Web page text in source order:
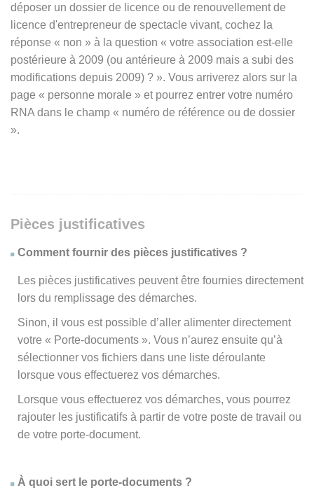
déposer un dossier de licence ou de renouvellement de
licence d'entrepreneur de spectacle vivant, cochez la
réponse « non » à la question « votre association est-elle
postérieure à 2009 (ou antérieure à 2009 mais a subi des
modifications depuis 2009) ? ». Vous arriverez alors sur la
page « personne morale » et pourrez entrer votre numéro
RNA dans le champ « numéro de référence ou de dossier
».
Pièces justificatives
Comment fournir des pièces justificatives ?
Les pièces justificatives peuvent être fournies directement
lors du remplissage des démarches.
Sinon, il vous est possible d’aller alimenter directement
votre « Porte-documents ». Vous n’aurez ensuite qu’à
sélectionner vos fichiers dans une liste déroulante
lorsque vous effectuerez vos démarches.
Lorsque vous effectuerez vos démarches, vous pourrez
rajouter les justificatifs à partir de votre poste de travail ou
de votre porte-document.
À quoi sert le porte-documents ?